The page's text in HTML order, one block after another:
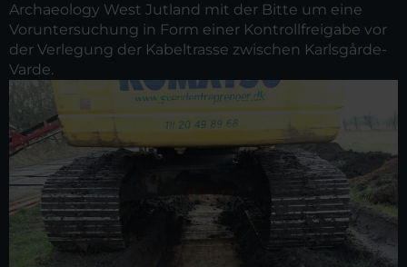
Archaeology West Jutland mit der Bitte um eine
Voruntersuchung in Form einer Kontrollfreigabe vor
der Verlegung der Kabeltrasse zwischen Karlsgårde-
Varde.